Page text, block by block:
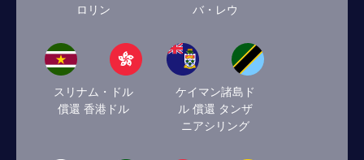
ロリン
バ・レウ
スリナム・ドル
償還 香港ドル
ケイマン諸島ド
ル 償還 タンザ
ニアシリング